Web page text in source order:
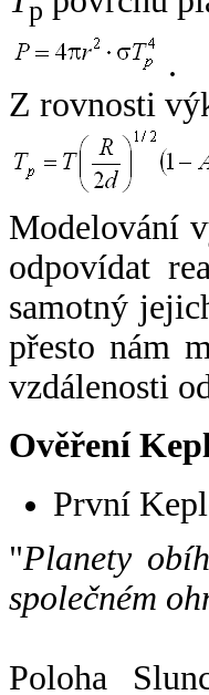
p
.
Z rovnosti
Modelování
odpovídat
samotný
přesto nám
vzdálenosti
Ověření
První
"Planety
společném
Poloha